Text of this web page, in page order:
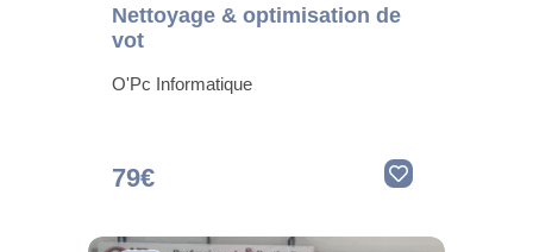
Nettoyage & optimisation de
vot
O'Pc Informatique
79€